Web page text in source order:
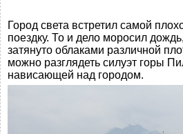
Город света встретил самой
поездку. То и дело моросил
затянуто облаками различной
можно разглядеть силуэт горы
нависающей над городом.